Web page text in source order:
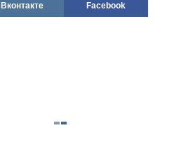
Вконтакте Facebook